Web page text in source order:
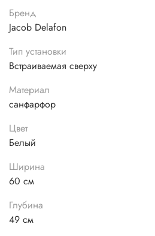
Бренд
Jacob Delafon
Тип установки
Встраиваемая сверху
Материал
санфарфор
Цвет
Белый
Ширина
60 см
Глубина
49 см